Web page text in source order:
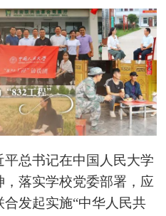
总书记在中国人民大学
落实学校党委部署，应
发起实施“中华人民共